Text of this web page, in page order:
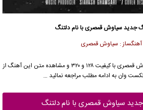
جدیدسیاوش قمصریبا نام دلتنگ
آهنگساز : سیاوش قمصری
قمصری
با کیفیت ۱۲۸ و ۳۲۰ و مشاهده متن این آهنگ از
وان به ادامه مطلب مراجعه نمائید …
سیاوش قمصری با نام دلتنگ